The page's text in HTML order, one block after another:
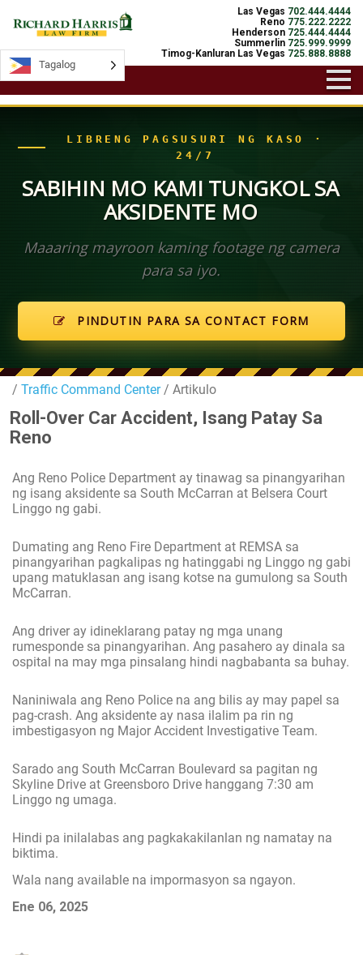
Las Vegas 702.444.4444
Reno 775.222.2222
Henderson 725.444.4444
Summerlin 725.999.9999
Timog-Kanluran Las Vegas 725.888.8888
LIBRENG PAGSUSURI NG KASO ·
24/7
SABIHIN MO KAMI TUNGKOL SA
AKSIDENTE MO
Maaaring mayroon kaming footage ng camera
para sa iyo.
PINDUTIN PARA SA CONTACT FORM
/ Traffic Command Center/ Artikulo
Roll-Over Car Accident, Isang Patay Sa
Reno
Ang Reno Police Department ay tinawag sa pinangyarihan
ng isang aksidente sa South McCarran at Belsera Court
Linggo ng gabi.
Dumating ang Reno Fire Department at REMSA sa
pinangyarihan pagkalipas ng hatinggabi ng Linggo ng gabi
upang matuklasan ang isang kotse na gumulong sa South
McCarran.
Ang driver ay idineklarang patay ng mga unang
rumesponde sa pinangyarihan. Ang pasahero ay dinala sa
ospital na may mga pinsalang hindi nagbabanta sa buhay.
Naniniwala ang Reno Police na ang bilis ay may papel sa
pag-crash. Ang aksidente ay nasa ilalim pa rin ng
imbestigasyon ng Major Accident Investigative Team.
Sarado ang South McCarran Boulevard sa pagitan ng
Skyline Drive at Greensboro Drive hanggang 7:30 am
Linggo ng umaga.
Hindi pa inilalabas ang pagkakakilanlan ng namatay na
biktima.
Wala nang available na impormasyon sa ngayon.
Ene 06, 2025
Tagalog
Tagalog